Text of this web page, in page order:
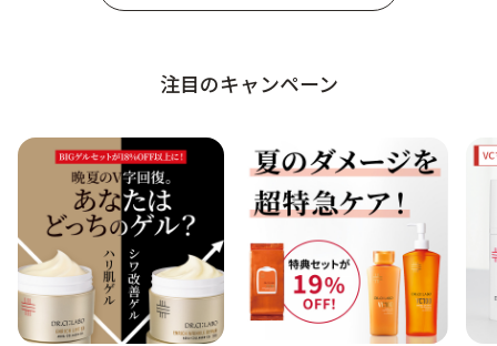
クーポン＆ポイント
アウトレット商品
注目のキャンペーン